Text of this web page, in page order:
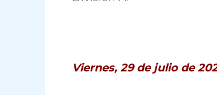
Viernes, 29 de julio de